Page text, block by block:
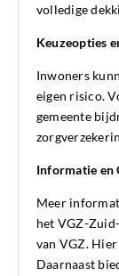
volledige
Keuzeopties
Inwoners
eigen risico.
gemeente
Informatie en
Meer
het VGZ-
van VGZ.
Daarnaast